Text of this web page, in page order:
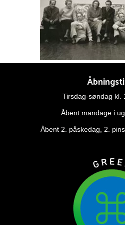
Tirsdag-søndag kl.
Åbent mandage i
Åbent 2. påskedag, 2.